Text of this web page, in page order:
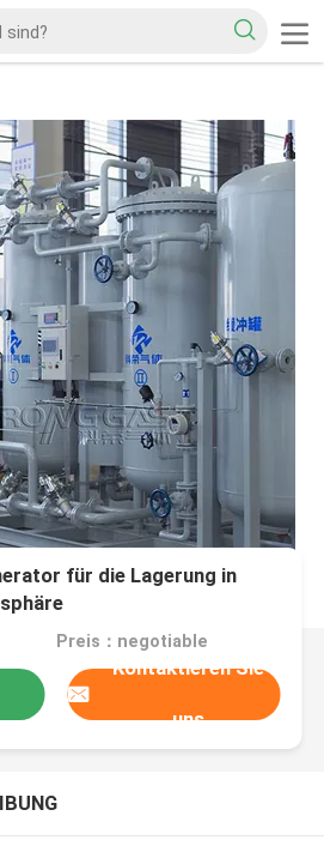
für die Lagerung in
Preis：negotiable
Kontaktieren Sie
uns